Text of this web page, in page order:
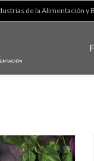
de la Alimentación y